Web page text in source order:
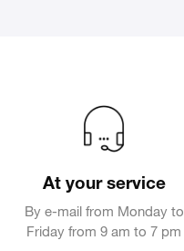
At your service
By e-mail from Monday to
Friday from 9 am to 7 pm